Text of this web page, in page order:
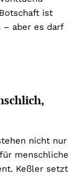
ist
aber es darf
nicht nur
menschliche
Keßler setzt